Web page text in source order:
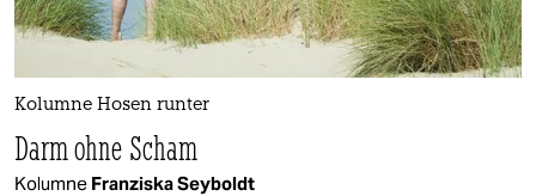
Kolumne Hosen runter
Darm ohne Scham
Kolumne Franziska Seyboldt